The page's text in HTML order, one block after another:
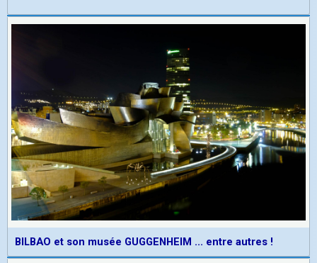
BILBAO et son musée GUGGENHEIM ... entre autres !